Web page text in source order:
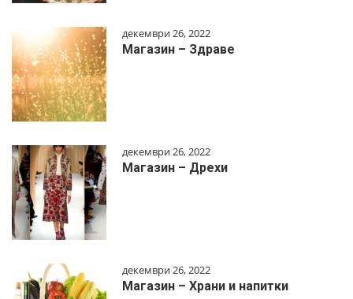
декември 26, 2022
Магазин – Здраве
декември 26, 2022
Магазин – Дрехи
декември 26, 2022
Магазин – Храни и напитки